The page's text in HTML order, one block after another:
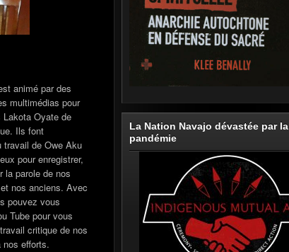
animé par des
multimédias pour
Lakota Oyate de
Ils font
travail de Owe Aku
pour enregistrer,
la parole de nos
nos anciens. Avec
pouvez vous
Tube pour vous
critique de nos
nos efforts.
La Nation Navajo dévastée par la
pandémie